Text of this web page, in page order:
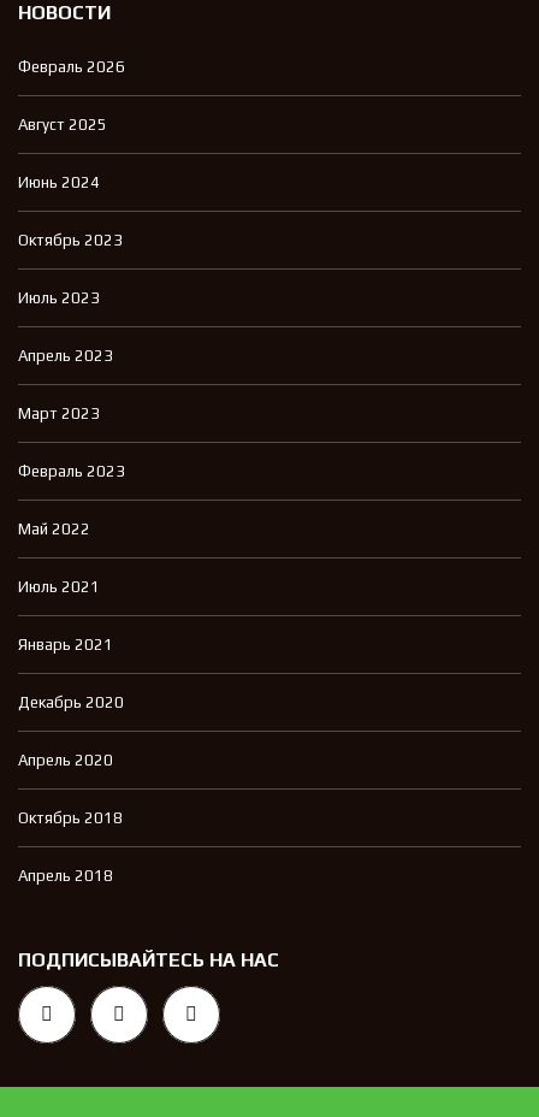
НОВОСТИ
Февраль 2026
Август 2025
Июнь 2024
Октябрь 2023
Июль 2023
Апрель 2023
Март 2023
Февраль 2023
Май 2022
Июль 2021
Январь 2021
Декабрь 2020
Апрель 2020
Октябрь 2018
Апрель 2018
ПОДПИСЫВАЙТЕСЬ НА НАС